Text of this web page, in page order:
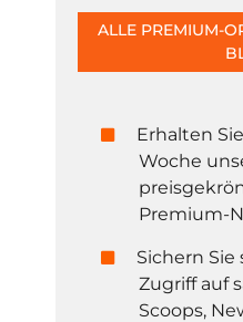
ALLE PREMIUM-
Erhalten
Woche
Premium-
Sichern Sie
Zugriff auf
Scoops,